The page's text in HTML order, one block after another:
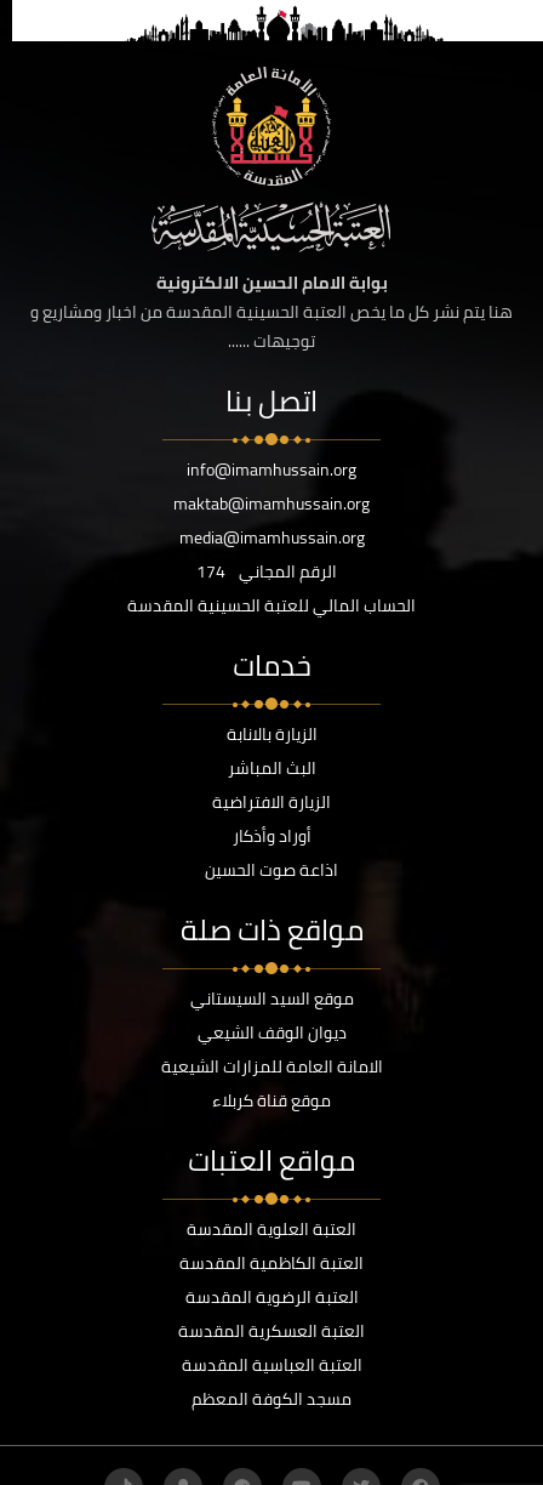
بوابة الامام الحسين الالكترونية
هنا يتم نشر كل ما يخص العتبة الحسينية المقدسة من اخبار ومشاريع و
توجيهات ......
اتصل بنا
info@imamhussain.org
maktab@imamhussain.org
media@imamhussain.org
الرقم المجاني 174
الحساب المالي للعتبة الحسينية المقدسة
خدمات
الزيارة بالانابة
البث المباشر
الزيارة الافتراضية
أوراد وأذكار
اذاعة صوت الحسين
مواقع ذات صلة
موقع السيد السيستاني
ديوان الوقف الشيعي
الامانة العامة للمزارات الشيعية
موقع قناة كربلاء
مواقع العتبات
العتبة العلوية المقدسة
العتبة الكاظمية المقدسة
العتبة الرضوية المقدسة
العتبة العسكرية المقدسة
العتبة العباسية المقدسة
مسجد الكوفة المعظم